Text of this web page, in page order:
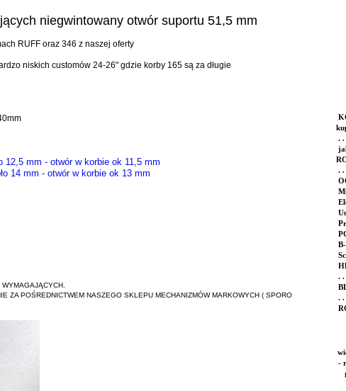
niegwintowany otwór suportu 51,5 mm
RUFF oraz 346 z naszej oferty
niskich customów 24-26" gdzie korby 165 są za długie
12,5 mm - otwór w korbie ok 11,5 mm
14 mm - otwór w korbie ok 13 mm
ZA POŚREDNICTWEM NASZEGO SKLEPU MECHANIZMÓW MARKOWYCH ( SPORO
. .
. .
. .
. .
-